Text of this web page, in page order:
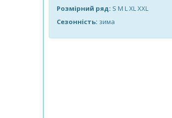
Розмірний ряд: S M L XL XXL
Сезонність: зима